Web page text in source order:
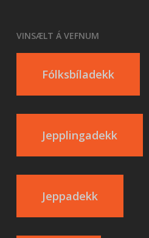
VINSÆLT Á VEFNUM
Fólksbíladekk
Jepplingadekk
Jeppadekk